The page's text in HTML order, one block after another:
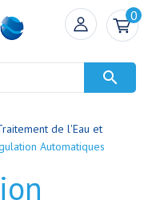
0

de l'Eau et
Automatiques